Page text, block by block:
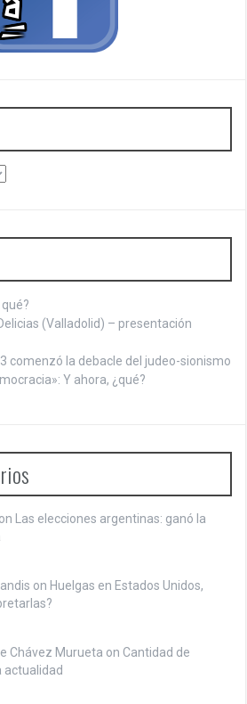
(Valladolid) – presentación
comenzó la debacle del judeo-sionismo
Y ahora, ¿qué?
Las elecciones argentinas: ganó la
on Huelgas en Estados Unidos,
Chávez Murueta on Cantidad de
actualidad